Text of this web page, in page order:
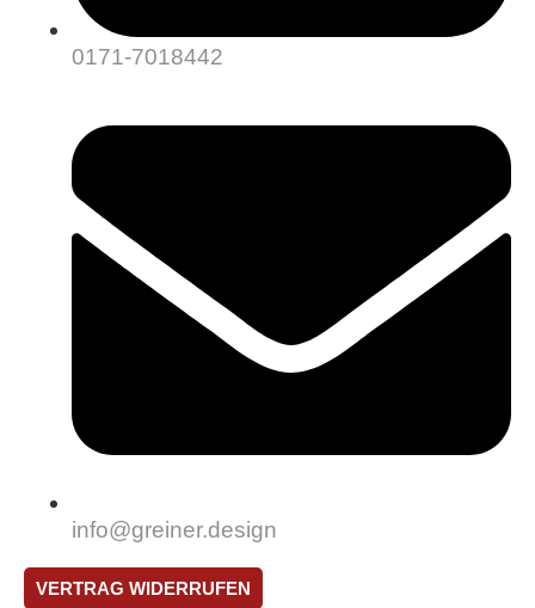
0171-7018442
info@greiner.design
VERTRAG WIDERRUFEN